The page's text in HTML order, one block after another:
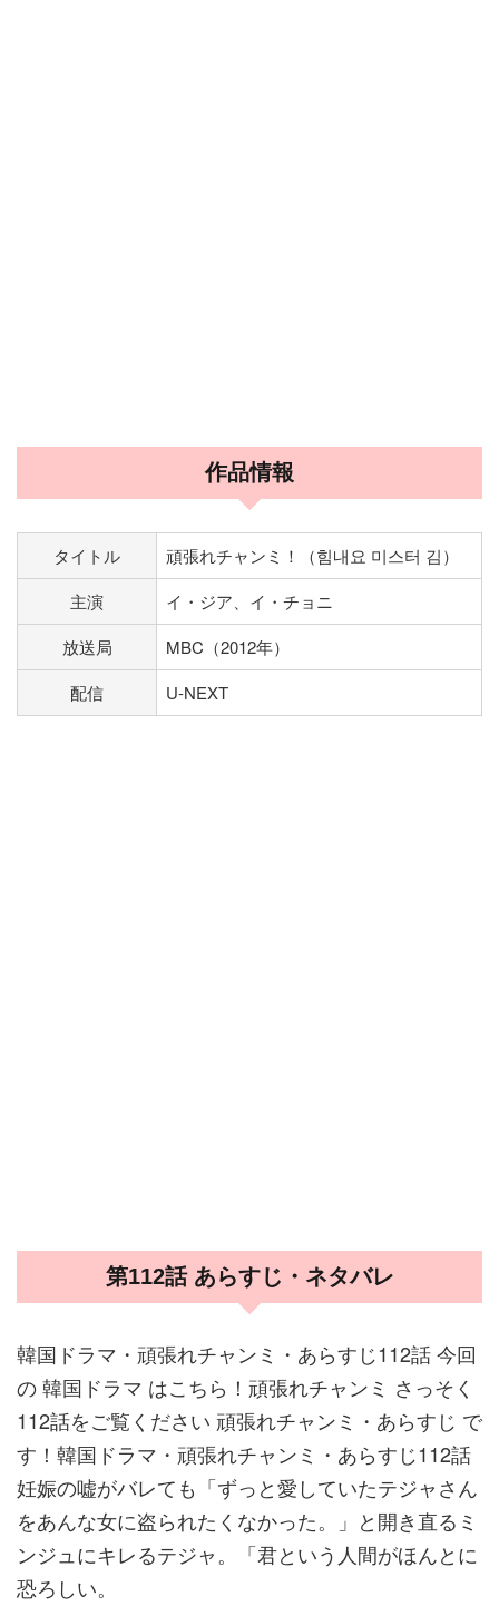
作品情報
タイトル
頑張れチャンミ！（힘내요 미스터 김）
主演
イ・ジア、イ・チョニ
放送局
MBC（2012年）
配信
U-NEXT
第112話 あらすじ・ネタバレ
韓国ドラマ・頑張れチャンミ・あらすじ112話 今回
の 韓国ドラマ はこちら！頑張れチャンミ さっそく
112話をご覧ください 頑張れチャンミ・あらすじ で
す！韓国ドラマ・頑張れチャンミ・あらすじ112話
妊娠の嘘がバレても「ずっと愛していたテジャさん
をあんな女に盗られたくなかった。」と開き直るミ
ンジュにキレるテジャ。「君という人間がほんとに
恐ろしい。